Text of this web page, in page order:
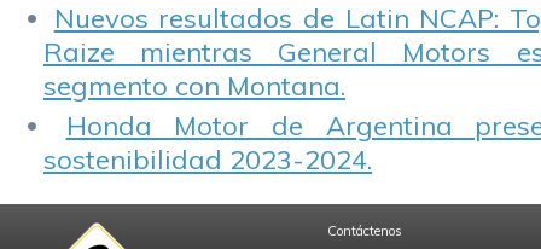
Nuevos resultados de Latin NCAP:
Raize mientras General Motors
segmento con Montana.
Honda Motor de Argentina
sostenibilidad 2023-2024.
Contáctenos